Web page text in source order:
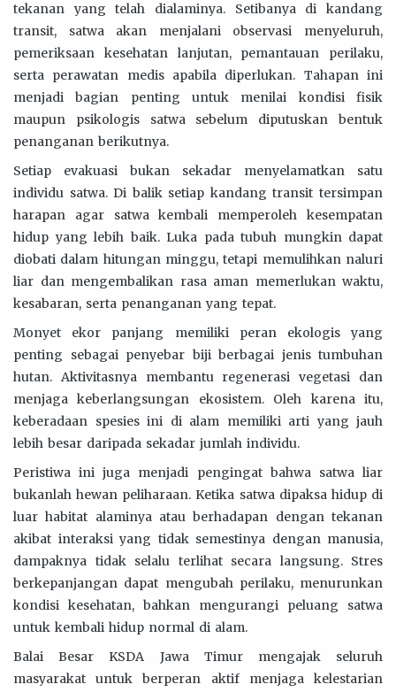
tekanan yang telah dialaminya. Setibanya di kandang
transit, satwa akan menjalani observasi menyeluruh,
pemeriksaan kesehatan lanjutan, pemantauan perilaku,
serta perawatan medis apabila diperlukan. Tahapan ini
menjadi bagian penting untuk menilai kondisi fisik
maupun psikologis satwa sebelum diputuskan bentuk
penanganan berikutnya.
Setiap evakuasi bukan sekadar menyelamatkan satu
individu satwa. Di balik setiap kandang transit tersimpan
harapan agar satwa kembali memperoleh kesempatan
hidup yang lebih baik. Luka pada tubuh mungkin dapat
diobati dalam hitungan minggu, tetapi memulihkan naluri
liar dan mengembalikan rasa aman memerlukan waktu,
kesabaran, serta penanganan yang tepat.
Monyet ekor panjang memiliki peran ekologis yang
penting sebagai penyebar biji berbagai jenis tumbuhan
hutan. Aktivitasnya membantu regenerasi vegetasi dan
menjaga keberlangsungan ekosistem. Oleh karena itu,
keberadaan spesies ini di alam memiliki arti yang jauh
lebih besar daripada sekadar jumlah individu.
Peristiwa ini juga menjadi pengingat bahwa satwa liar
bukanlah hewan peliharaan. Ketika satwa dipaksa hidup di
luar habitat alaminya atau berhadapan dengan tekanan
akibat interaksi yang tidak semestinya dengan manusia,
dampaknya tidak selalu terlihat secara langsung. Stres
berkepanjangan dapat mengubah perilaku, menurunkan
kondisi kesehatan, bahkan mengurangi peluang satwa
untuk kembali hidup normal di alam.
Balai Besar KSDA Jawa Timur mengajak seluruh
masyarakat untuk berperan aktif menjaga kelestarian